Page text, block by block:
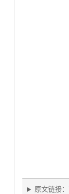
原文链接：